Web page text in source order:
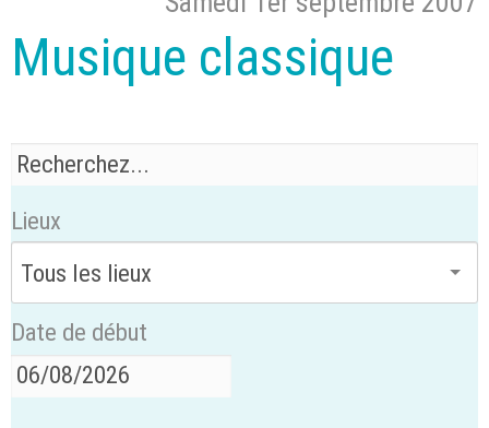
Musique classique
Lieux
Date de début